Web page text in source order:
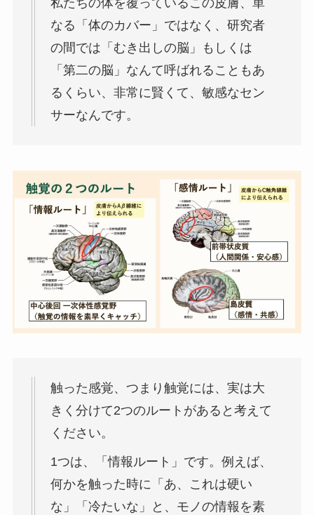
私たちの体を覆っているこの皮膚、単
なる「体のカバー」ではなく、研究者
の間では「むき出しの脳」もしくは
「第二の脳」なんて呼ばれることもあ
るくらい、非常に賢くて、敏感なセン
サーなんです。
触った感覚、つまり触覚には、実は大
きく分けて2つのルートがあると考えて
ください。
1つは、「情報ルート」です。例えば、
何かを触った時に「あ、これは硬い
な」「冷たいな」と、モノの情報を素